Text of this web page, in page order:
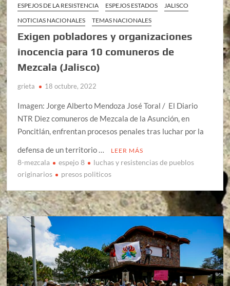
ESPEJOS DE LA RESISTENCIA
ESPEJOS ESTADOS
JALISCO
NOTICIAS NACIONALES
TEMAS NACIONALES
Exigen pobladores y organizaciones
inocencia para 10 comuneros de
Mezcala (Jalisco)
grieta 18 octubre, 2022
Imagen: Jorge Alberto Mendoza José Toral / El Diario
NTR Diez comuneros de Mezcala de la Asunción, en
Poncitlán, enfrentan procesos penales tras luchar por la
defensa de un territorio …
LEER MÁS
8-mezcala espejo 8
luchas y resistencias de pueblos
originarios
presos politicos